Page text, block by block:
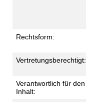
Rechtsform:
Vertretungsberechtigt:
Verantwortlich für den
Inhalt: